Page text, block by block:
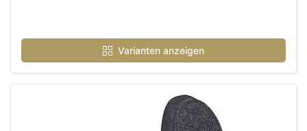
Varianten anzeigen